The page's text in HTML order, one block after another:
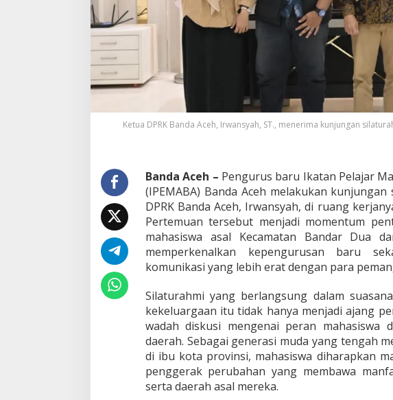
t
n
e
h
,
P
e
r
k
u
t
P
e
r
a
n
M
h
Ketua DPRK Banda Aceh, Irwansyah, ST., menerima kunjungan
Banda Aceh – Pengurus baru Ikatan Pelajar
(IPEMABA) Banda Aceh melakukan
DPRK Banda Aceh, Irwansyah, di ruang
Pertemuan tersebut menjadi momentum
mahasiswa asal Kecamatan Bandar Dua
memperkenalkan kepengurusan baru
komunikasi yang lebih erat dengan para
Silaturahmi yang berlangsung dalam
kekeluargaan itu tidak hanya menjadi ajang
wadah diskusi mengenai peran mahasiswa
daerah. Sebagai generasi muda yang tengah
di ibu kota provinsi, mahasiswa diharapkan
penggerak perubahan yang membawa
serta daerah asal mereka.